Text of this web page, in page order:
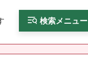
検索メニュー